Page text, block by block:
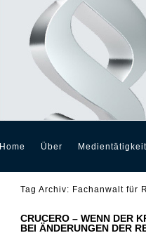
Home Über Medientätigkeit
Tag Archiv: Fachanwalt für
CRUCERO – WENN DER
BEI ÄNDERUNGEN DER